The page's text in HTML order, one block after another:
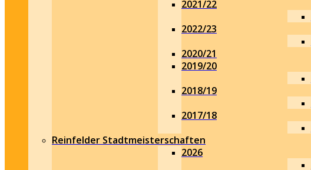
2021/22
2022/23
2020/21
2019/20
2018/19
2017/18
Reinfelder Stadtmeisterschaften
2026